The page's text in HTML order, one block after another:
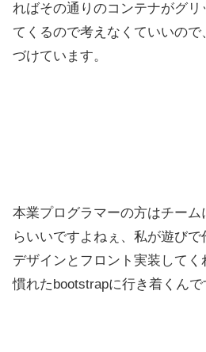
ればその通りのコンテナがグリ
てくるので考えなくていいの
づけています。
本業プログラマーの方はチー
らいいですよねぇ、私が遊び
デザインとフロント実装して
慣れたbootstrapに行き着くんで